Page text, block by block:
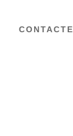
CONTACTE